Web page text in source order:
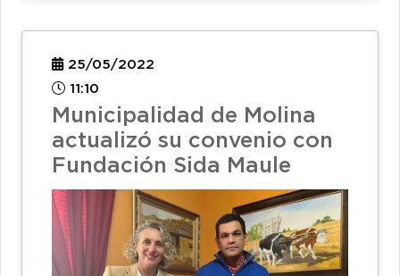
25/05/2022
11:10
Municipalidad de Molina
actualizó su convenio con
Fundación Sida Maule